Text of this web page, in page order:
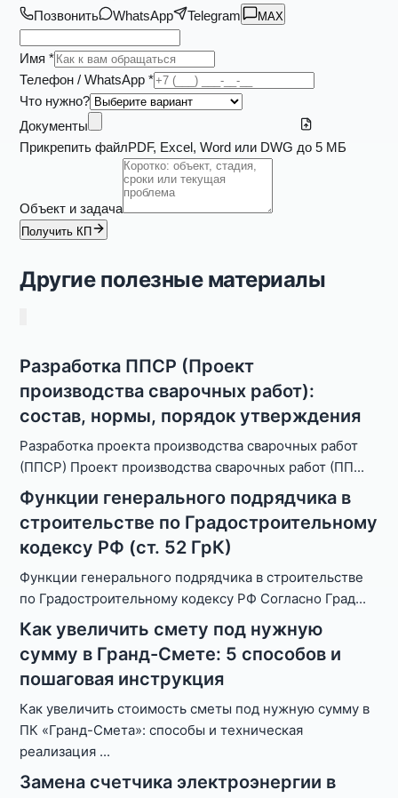
Позвонить
WhatsApp Telegram MAX
Имя *
Телефон / WhatsApp *
Что нужно?
Документы
Прикрепить файлPDF, Excel, Word или DWG до 5 МБ
Объект и задача
Получить КП
Другие полезные материалы
Разработка ППСР (Проект
производства сварочных работ):
состав, нормы, порядок утверждения
Разработка проекта производства сварочных работ
(ППСР) Проект производства сварочных работ (ПП...
Функции генерального подрядчика в
строительстве по Градостроительному
кодексу РФ (ст. 52 ГрК)
Функции генерального подрядчика в строительстве
по Градостроительному кодексу РФ Согласно Град...
Как увеличить смету под нужную
сумму в Гранд-Смете: 5 способов и
пошаговая инструкция
Как увеличить стоимость сметы под нужную сумму в
ПК «Гранд-Смета»: способы и техническая
реализация ...
Замена счетчика электроэнергии в